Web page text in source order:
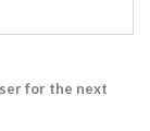
for the next